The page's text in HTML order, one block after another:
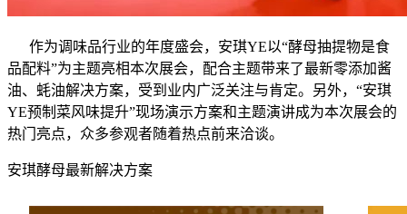
作为调味品行业的年度盛会，安琪YE以“酵母抽提物是食
品配料”为主题亮相本次展会，配合主题带来了最新零添加酱
油、蚝油解决方案，受到业内广泛关注与肯定。另外，“安琪
YE预制菜风味提升”现场演示方案和主题演讲成为本次展会的
热门亮点，众多参观者随着热点前来洽谈。
安琪酵母最新解决方案